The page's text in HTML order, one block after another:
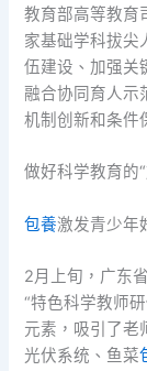
教育部高等教育
家基础学科拔尖
伍建设、加强关
融合协同育人示
机制创新和条件
做好科学教育的
包養激发青少年
2月上旬，广东
“特色科学教师
元素，吸引了老
光伏系统、鱼菜